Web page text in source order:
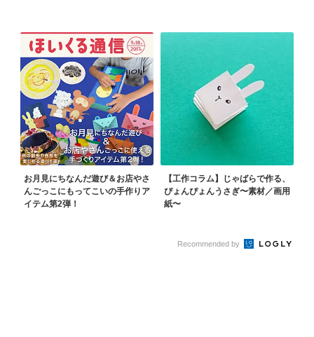
お月見にちなんだ遊び＆お店やさ
んごっこにもってこいの手作りア
イテム第2弾！
【工作コラム】じゃばらで作る、
ぴょんぴょんうさぎ〜素材／画用
紙〜
Recommended by